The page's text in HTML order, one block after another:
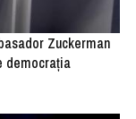
Zuckerman
democraţia